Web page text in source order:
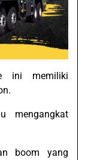
ini memiliki
mengangkat
boom yang